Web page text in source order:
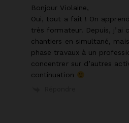
Bonjour Violaine,
Oui, tout a fait ! On
très formateur. Depuis, j’ai
chantiers en simultané,
phase travaux à un
concentrer sur d’autres
continuation